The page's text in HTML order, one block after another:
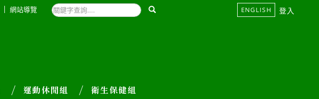
網站導覽 ENGLISH 登入
運動休閒組 衛生保健組